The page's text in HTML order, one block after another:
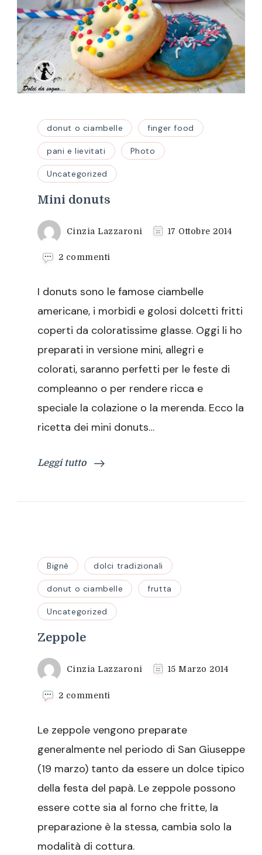
donut o ciambelle finger food
pani e lievitati Photo
Uncategorized
Mini donuts
Cinzia Lazzaroni 17 Ottobre 2014
2 commenti
I donuts sono le famose ciambelle
americane, i morbidi e golosi dolcetti fritti
coperti da coloratissime glasse. Oggi li ho
preparati in versione mini, allegri e
colorati, saranno perfetti per le feste di
compleanno o per rendere ricca e
speciale la colazione o la merenda. Ecco la
ricetta dei mini donuts…
Leggi tutto
Bignè dolci tradizionali
donut o ciambelle frutta
Uncategorized
Zeppole
Cinzia Lazzaroni 15 Marzo 2014
2 commenti
Le zeppole vengono preparate
generalmente nel periodo di San Giuseppe
(19 marzo) tanto da essere un dolce tipico
della festa del papà. Le zeppole possono
essere cotte sia al forno che fritte, la
preparazione è la stessa, cambia solo la
modalità di cottura.